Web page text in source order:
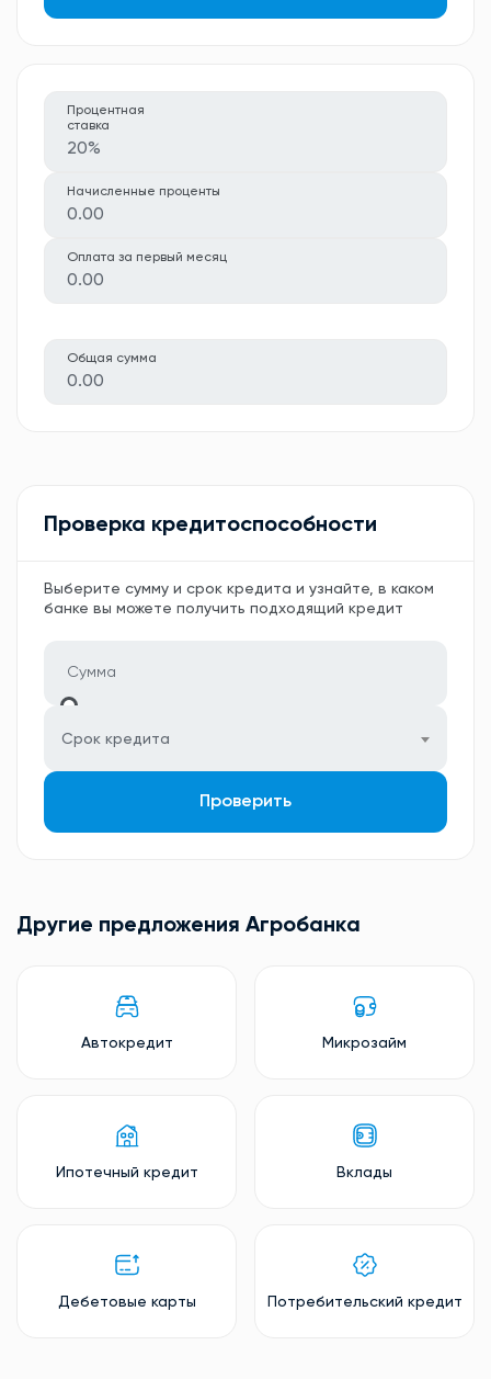
Процентная
ставка
20%
Начисленные проценты
0.00
Оплата за первый месяц
0.00
Общая сумма
0.00
Проверка кредитоспособности
Выберите сумму и срок кредита и узнайте, в каком
банке вы можете получить подходящий кредит
Срок кредита
Проверить
Другие предложения Агробанкa
Автокредит Микрозайм
Ипотечный кредит Вклады
Дебетовые карты Потребительский кредит